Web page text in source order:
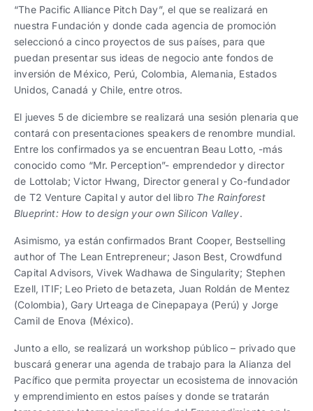
“The Pacific Alliance Pitch Day”, el que se realizará en
nuestra Fundación y donde cada agencia de promoción
seleccionó a cinco proyectos de sus países, para que
puedan presentar sus ideas de negocio ante fondos de
inversión de México, Perú, Colombia, Alemania, Estados
Unidos, Canadá y Chile, entre otros.
El jueves 5 de diciembre se realizará una sesión plenaria que
contará con presentaciones speakers de renombre mundial.
Entre los confirmados ya se encuentran Beau Lotto, -más
conocido como “Mr. Perception”- emprendedor y director
de Lottolab; Victor Hwang, Director general y Co-fundador
de T2 Venture Capital y autor del libro The Rainforest
Blueprint: How to design your own Silicon Valley.
Asimismo, ya están confirmados Brant Cooper, Bestselling
author of The Lean Entrepreneur; Jason Best, Crowdfund
Capital Advisors, Vivek Wadhawa de Singularity; Stephen
Ezell, ITIF; Leo Prieto de betazeta, Juan Roldán de Mentez
(Colombia), Gary Urteaga de Cinepapaya (Perú) y Jorge
Camil de Enova (México).
Junto a ello, se realizará un workshop público – privado que
buscará generar una agenda de trabajo para la Alianza del
Pacífico que permita proyectar un ecosistema de innovación
y emprendimiento en estos países y donde se tratarán